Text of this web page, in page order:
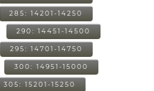
285: 14201-14250
290: 14451-14500
295: 14701-14750
300: 14951-15000
305: 15201-15250